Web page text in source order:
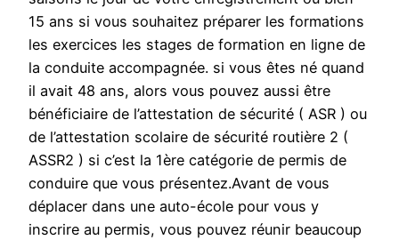
15 ans si vous souhaitez préparer les formations
les exercices les stages de formation en ligne de
la conduite accompagnée. si vous êtes né quand
il avait 48 ans, alors vous pouvez aussi être
bénéficiaire de l’attestation de sécurité ( ASR ) ou
de l’attestation scolaire de sécurité routière 2 (
ASSR2 ) si c’est la 1ère catégorie de permis de
conduire que vous présentez.Avant de vous
déplacer dans une auto-école pour vous y
inscrire au permis, vous pouvez réunir beaucoup